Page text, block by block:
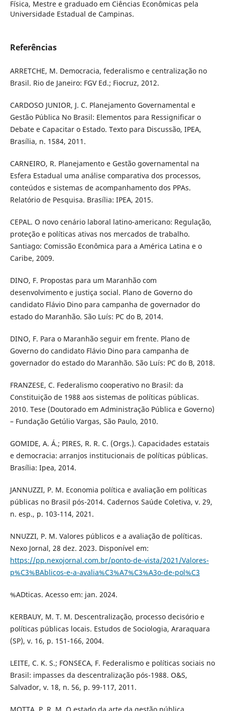
Física, Mestre e graduado em Ciências Econômicas pela
Universidade Estadual de Campinas.
Referências
ARRETCHE, M. Democracia, federalismo e centralização no
Brasil. Rio de Janeiro: FGV Ed.; Fiocruz, 2012.
CARDOSO JUNIOR, J. C. Planejamento Governamental e
Gestão Pública No Brasil: Elementos para Ressignificar o
Debate e Capacitar o Estado. Texto para Discussão, IPEA,
Brasília, n. 1584, 2011.
CARNEIRO, R. Planejamento e Gestão governamental na
Esfera Estadual uma análise comparativa dos processos,
conteúdos e sistemas de acompanhamento dos PPAs.
Relatório de Pesquisa. Brasília: IPEA, 2015.
CEPAL. O novo cenário laboral latino-americano: Regulação,
proteção e políticas ativas nos mercados de trabalho.
Santiago: Comissão Econômica para a América Latina e o
Caribe, 2009.
DINO, F. Propostas para um Maranhão com
desenvolvimento e justiça social. Plano de Governo do
candidato Flávio Dino para campanha de governador do
estado do Maranhão. São Luís: PC do B, 2014.
DINO, F. Para o Maranhão seguir em frente. Plano de
Governo do candidato Flávio Dino para campanha de
governador do estado do Maranhão. São Luís: PC do B, 2018.
FRANZESE, C. Federalismo cooperativo no Brasil: da
Constituição de 1988 aos sistemas de políticas públicas.
2010. Tese (Doutorado em Administração Pública e Governo)
– Fundação Getúlio Vargas, São Paulo, 2010.
GOMIDE, A. Á.; PIRES, R. R. C. (Orgs.). Capacidades estatais
e democracia: arranjos institucionais de políticas públicas.
Brasília: Ipea, 2014.
JANNUZZI, P. M. Economia política e avaliação em políticas
públicas no Brasil pós-2014. Cadernos Saúde Coletiva, v. 29,
n. esp., p. 103-114, 2021.
NNUZZI, P. M. Valores públicos e a avaliação de políticas.
Nexo Jornal, 28 dez. 2023. Disponível em:
https://pp.nexojornal.com.br/ponto-de-vista/2021/Valores-
p%C3%BAblicos-e-a-avalia%C3%A7%C3%A3o-de-pol%C3
%ADticas. Acesso em: jan. 2024.
KERBAUY, M. T. M. Descentralização, processo decisório e
políticas públicas locais. Estudos de Sociologia, Araraquara
(SP), v. 16, p. 151-166, 2004.
LEITE, C. K. S.; FONSECA, F. Federalismo e políticas sociais no
Brasil: impasses da descentralização pós-1988. O&S,
Salvador, v. 18, n. 56, p. 99-117, 2011.